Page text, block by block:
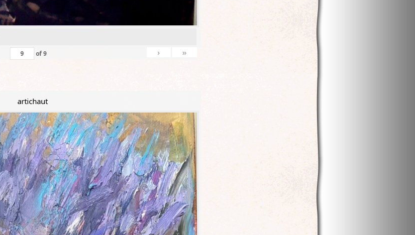
of9 › »
artichaut